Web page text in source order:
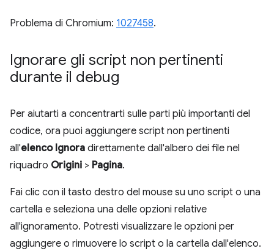
Problema di Chromium: 1027458.
Ignorare gli script non pertinenti
durante il debug
Per aiutarti a concentrarti sulle parti più importanti del
codice, ora puoi aggiungere script non pertinenti
all'elenco Ignora direttamente dall'albero dei file nel
riquadro Origini > Pagina.
Fai clic con il tasto destro del mouse su uno script o una
cartella e seleziona una delle opzioni relative
all'ignoramento. Potresti visualizzare le opzioni per
aggiungere o rimuovere lo script o la cartella dall'elenco.